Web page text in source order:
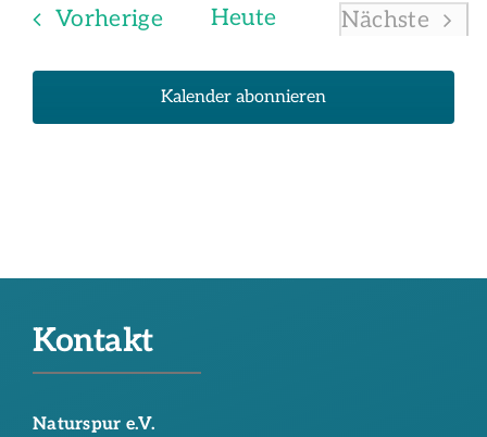
VorherigeVeranstaltungen
Heute
Nächste
Kalender abonnieren
Kontakt
Naturspur e.V.